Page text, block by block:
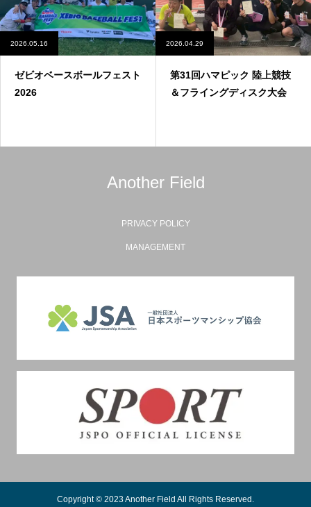
2026.05.16
ゼビオベースボールフェスト
2026
2026.04.29
第31回ハマピック 陸上競技
＆フライングディスク大会
Another Field
PRIVACY POLICY
MANAGEMENT
Copyright © 2023 Another Field All Rights Reserved.